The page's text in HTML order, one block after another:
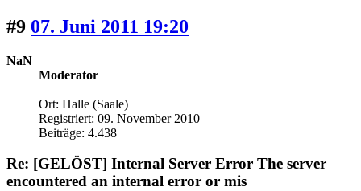
#9 07. Juni 2011 19:20
NaN
Moderator
Ort: Halle (Saale)
Registriert: 09. November 2010
Beiträge: 4.438
Re: [GELÖST] Internal Server Error The server
encountered an internal error or mis